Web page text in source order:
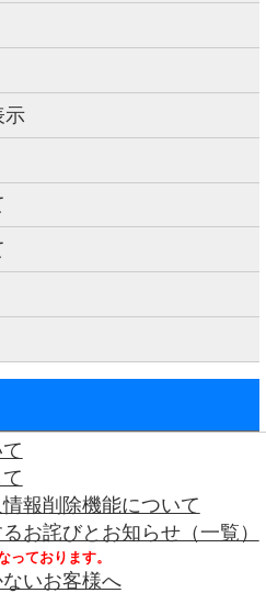
示
報削除機能について
お詫びとお知らせ（一覧）
ております。
いお客様へ